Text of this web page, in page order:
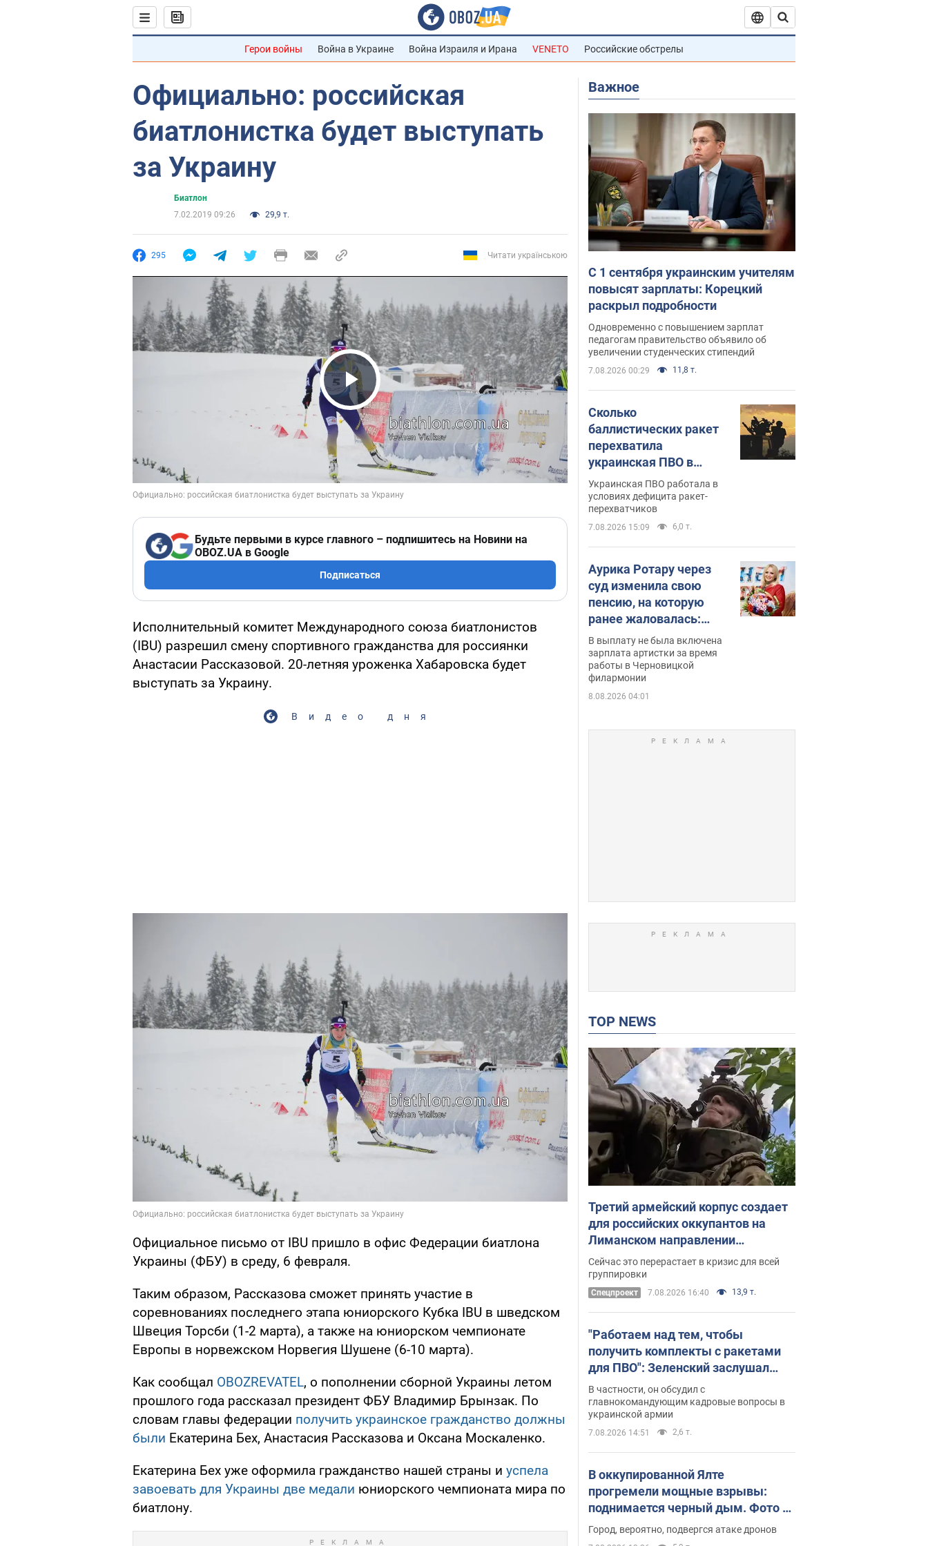
Герои войны Война в Украине Война Израиля и Ирана VENETO Российские обстрелы
Официально: российская
биатлонистка будет выступать
за Украину
Биатлон
7.02.2019 09:26
29,9 т.
295 Читати українською
Play Video
Будьте первыми в курсе главного – подпишитесь на Новини на
OBOZ.UA в Google
Подписаться
Исполнительный комитет Международного союза биатлонистов
(IBU) разрешил смену спортивного гражданства для россиянки
Анастасии Рассказовой. 20-летняя уроженка Хабаровска будет
выступать за Украину.
Видео дня
Официальное письмо от IBU пришло в офис Федерации биатлона
Украины (ФБУ) в среду, 6 февраля.
Таким образом, Рассказова сможет принять участие в
соревнованиях последнего этапа юниорского Кубка IBU в шведском
Швеция Торсби (1-2 марта), а также на юниорском чемпионате
Европы в норвежском Норвегия Шушене (6-10 марта).
Как сообщал OBOZREVATEL, о пополнении сборной Украины летом
прошлого года рассказал президент ФБУ Владимир Брынзак. По
словам главы федерации получить украинское гражданство должны
были Екатерина Бех, Анастасия Рассказова и Оксана Москаленко.
Екатерина Бех уже оформила гражданство нашей страны и успела
завоевать для Украины две медали юниорского чемпионата мира по
биатлону.
Важное
С 1 сентября украинским учителям
повысят зарплаты: Корецкий
раскрыл подробности
Одновременно с повышением зарплат
педагогам правительство объявило об
увеличении студенческих стипендий
7.08.2026 00:29 11,8 т.
Сколько
баллистических ракет
перехватила
украинская ПВО в
июле: в Минобороны
назвали цифру
Украинская ПВО работала в
условиях дефицита ракет-
перехватчиков
7.08.2026 15:09 6,0 т.
Аурика Ротару через
суд изменила свою
пенсию, на которую
ранее жаловалась:
сколько получала
певица
В выплату не была включена
зарплата артистки за время
работы в Черновицкой
филармонии
8.08.2026 04:01
TOP NEWS
Третий армейский корпус создает
для российских оккупантов на
Лиманском направлении
критический дискомфорт: как это
удалось
Сейчас это перерастает в кризис для всей
группировки
Спецпроект 7.08.2026 16:40 13,9 т.
"Работаем над тем, чтобы
получить комплекты с ракетами
для ПВО": Зеленский заслушал
доклад Драпатого и объявил о
новых мерах
В частности, он обсудил с
главнокомандующим кадровые вопросы в
украинской армии
7.08.2026 14:51 2,6 т.
В оккупированной Ялте
прогремели мощные взрывы:
поднимается черный дым. Фото и
видео
Город, вероятно, подвергся атаке дронов